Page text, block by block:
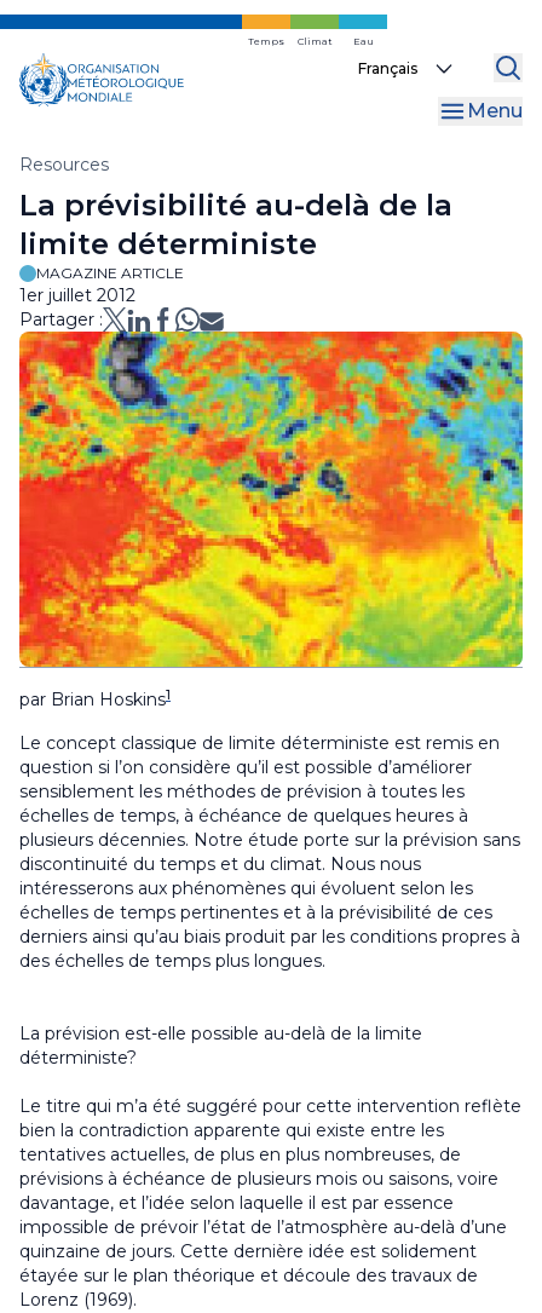
Skip
main
content
Temps Climat Eau
Select
Menu
Fil
d'Ariane
Resources
La prévisibilité au-delà de la
limite déterministe
MAGAZINE ARTICLE
1er juillet 2012
Partager :
par Brian Hoskins1
Le concept classique de limite déterministe est remis en
question si l’on considère qu’il est possible d’améliorer
sensiblement les méthodes de prévision à toutes les
échelles de temps, à échéance de quelques heures à
plusieurs décennies. Notre étude porte sur la prévision sans
discontinuité du temps et du climat. Nous nous
intéresserons aux phénomènes qui évoluent selon les
échelles de temps pertinentes et à la prévisibilité de ces
derniers ainsi qu’au biais produit par les conditions propres à
des échelles de temps plus longues.
La prévision est-elle possible au-delà de la limite
déterministe?
Le titre qui m’a été suggéré pour cette intervention reflète
bien la contradiction apparente qui existe entre les
tentatives actuelles, de plus en plus nombreuses, de
prévisions à échéance de plusieurs mois ou saisons, voire
davantage, et l’idée selon laquelle il est par essence
impossible de prévoir l’état de l’atmosphère au-delà d’une
quinzaine de jours. Cette dernière idée est solidement
étayée sur le plan théorique et découle des travaux de
Lorenz (1969).